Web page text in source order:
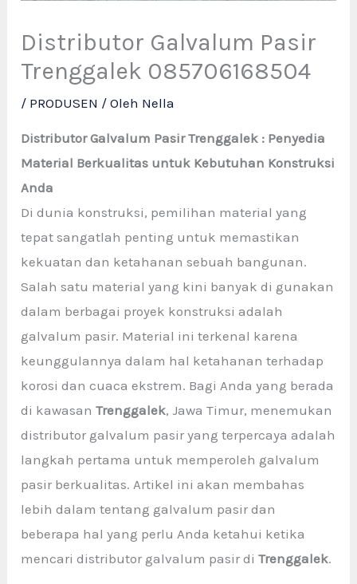
Distributor Galvalum Pasir
Trenggalek 085706168504
/ PRODUSEN / Oleh Nella
Distributor Galvalum Pasir Trenggalek : Penyedia
Material Berkualitas untuk Kebutuhan Konstruksi
Anda
Di dunia konstruksi, pemilihan material yang
tepat sangatlah penting untuk memastikan
kekuatan dan ketahanan sebuah bangunan.
Salah satu material yang kini banyak di gunakan
dalam berbagai proyek konstruksi adalah
galvalum pasir. Material ini terkenal karena
keunggulannya dalam hal ketahanan terhadap
korosi dan cuaca ekstrem. Bagi Anda yang berada
di kawasanTrenggalek, Jawa Timur, menemukan
distributor galvalum pasir yang terpercaya adalah
langkah pertama untuk memperoleh galvalum
pasir berkualitas. Artikel ini akan membahas
lebih dalam tentang galvalum pasir dan
beberapa hal yang perlu Anda ketahui ketika
mencari distributor galvalum pasir diTrenggalek.